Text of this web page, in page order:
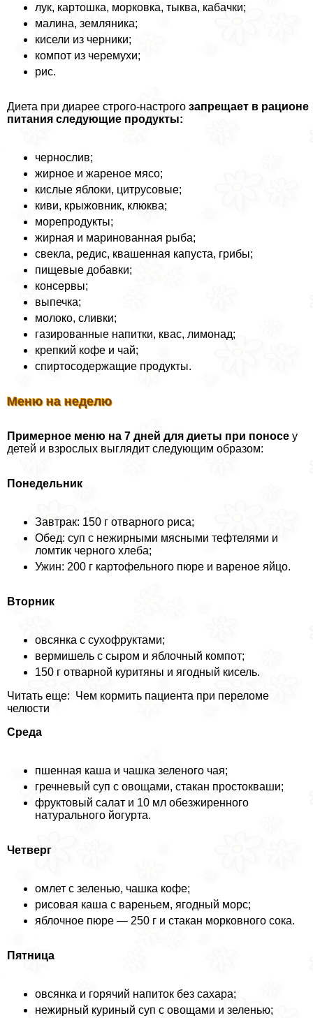
лук, картошка, морковка, тыква, кабачки;
малина, земляника;
кисели из черники;
компот из черемухи;
рис.
Диета при диарее строго-настрого запрещает в рационе
питания следующие продукты:
чернослив;
жирное и жареное мясо;
кислые яблоки, цитрусовые;
киви, крыжовник, клюква;
морепродукты;
жирная и маринованная рыба;
свекла, редис, квашенная капуста, грибы;
пищевые добавки;
консервы;
выпечка;
молоко, сливки;
газированные напитки, квас, лимонад;
крепкий кофе и чай;
спиртосодержащие продукты.
Меню на неделю
Примерное меню на 7 дней для диеты при поносе у
детей и взрослых выглядит следующим образом:
Понедельник
Завтpaк: 150 г отварного риса;
Обед: суп с нежирными мясными тефтелями и
ломтик черного хлеба;
Ужин: 200 г картофельного пюре и вареное яйцо.
Вторник
овсянка с сухофруктами;
вермишель с сыром и яблочный компот;
150 г отварной куритяны и ягодный кисель.
Читать еще: Чем кормить пациента при переломе
челюсти
Среда
пшенная каша и чашка зеленого чая;
гречневый суп с овощами, стакан простокваши;
фруктовый салат и 10 мл обезжиренного
натурального йогурта.
Четверг
омлет с зеленью, чашка кофе;
рисовая каша с вареньем, ягодный морс;
яблочное пюре — 250 г и стакан морковного сока.
Пятница
овсянка и горячий напиток без сахара;
нежирный куриный суп с овощами и зеленью;